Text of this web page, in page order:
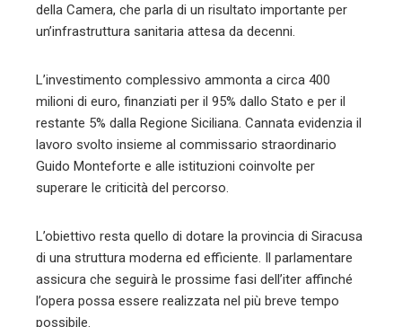
della Camera, che parla di un risultato importante per
un’infrastruttura sanitaria attesa da decenni.
L’investimento complessivo ammonta a circa 400
milioni di euro, finanziati per il 95% dallo Stato e per il
restante 5% dalla Regione Siciliana. Cannata evidenzia il
lavoro svolto insieme al commissario straordinario
Guido Monteforte e alle istituzioni coinvolte per
superare le criticità del percorso.
L’obiettivo resta quello di dotare la provincia di Siracusa
di una struttura moderna ed efficiente. Il parlamentare
assicura che seguirà le prossime fasi dell’iter affinché
l’opera possa essere realizzata nel più breve tempo
possibile.